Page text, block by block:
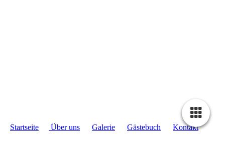
Startseite Über uns Galerie Gästebuch Kontakt